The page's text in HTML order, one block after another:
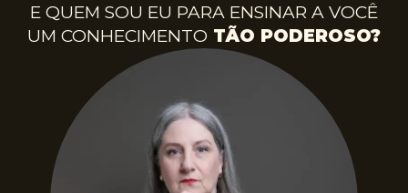
E QUEM SOU EU PARA ENSINAR A VOCÊ
UM CONHECIMENTO TÃO PODEROSO?